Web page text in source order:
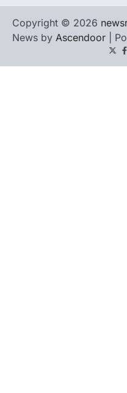
Copyright © 2026
News by Ascendoor |